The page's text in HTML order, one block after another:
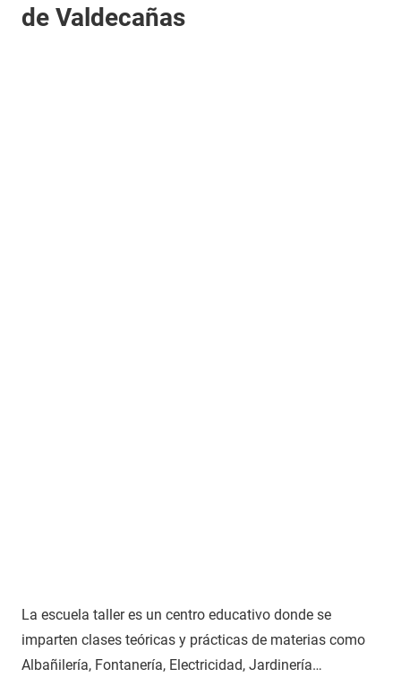
de Valdecañas
La escuela taller es un centro educativo donde se
imparten clases teóricas y prácticas de materias como
Albañilería, Fontanería, Electricidad, Jardinería…